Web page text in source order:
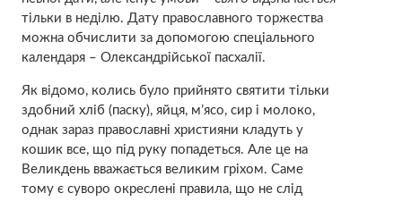
тільки в неділю. Дату православного торжества
можна обчислити за допомогою спеціального
календаря – Олександрійської пасхалії.
Як відомо, колись було прийнято святити тільки
здобний хліб (паску), яйця, м’ясо, сир і молоко,
однак зараз православні християни кладуть у
кошик все, що під руку попадеться. Але це на
Великдень вважається великим гріхом. Саме
тому є суворо окреслені правила, що не слід